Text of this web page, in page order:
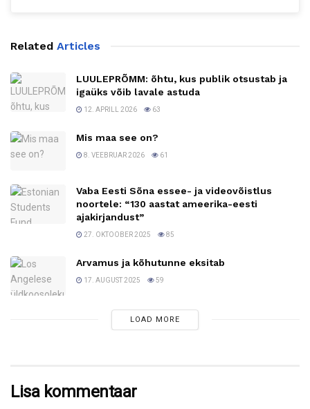
Related Articles
LUULEPRÕMM: õhtu, kus publik otsustab ja
igaüks võib lavale astuda
12. APRILL 2026 63
Mis maa see on?
8. VEEBRUAR 2026 61
Vaba Eesti Sõna essee- ja videovõistlus
noortele: “130 aastat ameerika-eesti
ajakirjandust”
27. OKTOOBER 2025 85
Arvamus ja kõhutunne eksitab
17. AUGUST 2025 59
LOAD MORE
Lisa kommentaar